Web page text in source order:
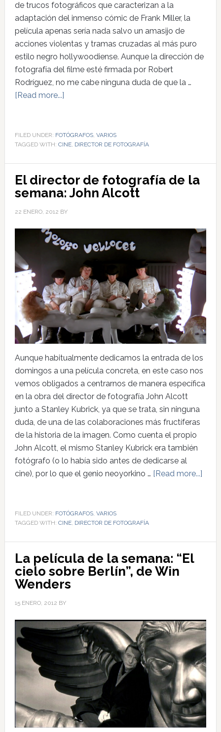
de trucos fotográficos que caracterizan a la
adaptación del inmenso cómic de Frank Miller, la
película apenas sería nada salvo un amasijo de
acciones violentas y tramas cruzadas al más puro
estilo negro hollywoodiense. Aunque la dirección de
fotografía del filme esté firmada por Robert
Rodríguez, no me cabe ninguna duda de que la …
[Read more...]
FILED UNDER: FOTÓGRAFOS, VARIOS
TAGGED WITH: CINE, DIRECTOR DE FOTOGRAFÍA
El director de fotografía de la
semana: John Alcott
22 ENERO, 2012 BY
Aunque habitualmente dedicamos la entrada de los
domingos a una película concreta, en este caso nos
vemos obligados a centrarnos de manera específica
en la obra del director de fotografía John Alcott
junto a Stanley Kubrick, ya que se trata, sin ninguna
duda, de una de las colaboraciones más fructíferas
de la historia de la imagen. Como cuenta el propio
John Alcott, el mismo Stanley Kubrick era también
fotógrafo (o lo había sido antes de dedicarse al
cine), por lo que el genio neoyorkino … [Read more...]
FILED UNDER: FOTÓGRAFOS, VARIOS
TAGGED WITH: CINE, DIRECTOR DE FOTOGRAFÍA
La película de la semana: “El
cielo sobre Berlín”, de Win
Wenders
15 ENERO, 2012 BY